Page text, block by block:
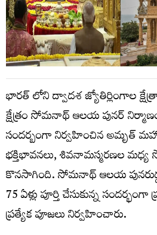
భారత్ లోని ద్వాదశ జ్యోతిర్లింగాల
క్షేత్రం సోమనాథ్ ఆలయ పునర్ నిర్మాణం
సందర్బంగా నిర్వహించిన అమృత్
భక్తిభావనలు, శివనామస్మరణల
కొనసాగింది. సోమనాథ్ ఆలయ
75 ఏళ్లు పూర్తి చేసుకున్న
ప్రత్యేక పూజలు నిర్వహించారు.